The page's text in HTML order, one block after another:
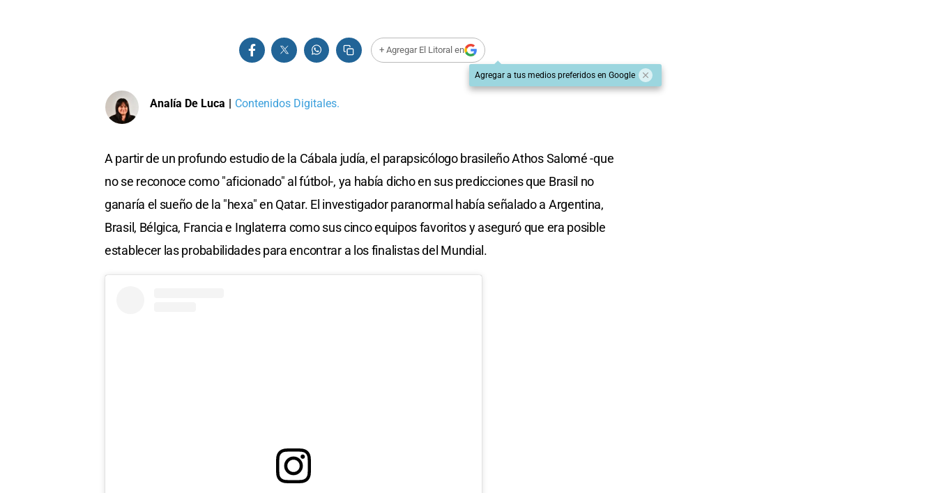
+ Agregar El Litoral en
Agregar a tus medios preferidos en Google
Analía De Luca | Contenidos Digitales.
A partir de un profundo estudio de la Cábala judía, el parapsicólogo brasileño Athos Salomé -que
no se reconoce como "aficionado" al fútbol-, ya había dicho en sus predicciones que Brasil no
ganaría el sueño de la "hexa" en Qatar. El investigador paranormal había señalado a Argentina,
Brasil, Bélgica, Francia e Inglaterra como sus cinco equipos favoritos y aseguró que era posible
establecer las probabilidades para encontrar a los finalistas del Mundial.